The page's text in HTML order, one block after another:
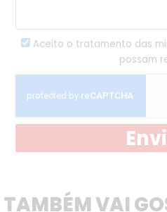
Aceito o tratamento das
possam
TAMBÉM VAI